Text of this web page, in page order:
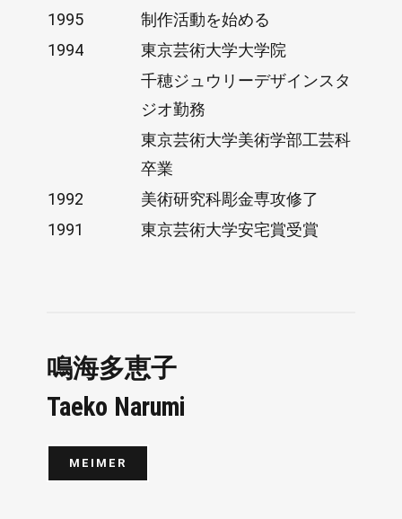
1995
制作活動を始める
1994
東京芸術大学大学院
千穂ジュウリーデザインスタ
ジオ勤務
東京芸術大学美術学部工芸科
卒業
1992
美術研究科彫金専攻修了
1991
東京芸術大学安宅賞受賞
鳴海多恵子
Taeko Narumi
MEIMER